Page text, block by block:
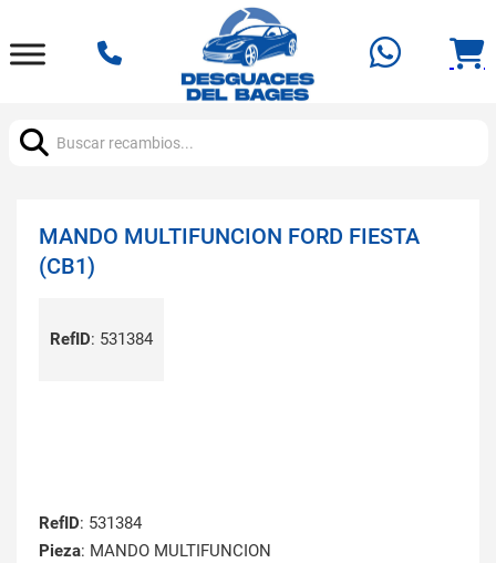
MANDO MULTIFUNCION FORD FIESTA
(CB1)
RefID: 531384
RefID: 531384
Pieza: MANDO MULTIFUNCION